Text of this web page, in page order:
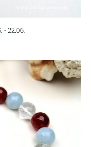
- 22.06.